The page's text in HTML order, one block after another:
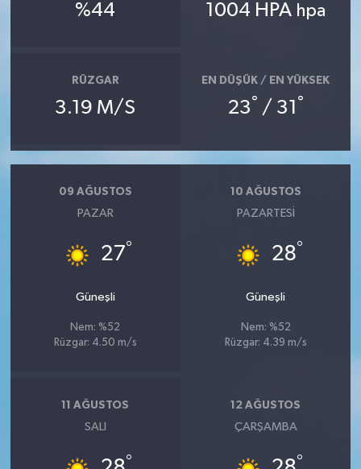
%44 1004 HPA hpa
RÜZGAR
3.19 M/S
EN DÜŞÜK / EN YÜKSEK
23° / 31 °
09 AĞUSTOS
PAZAR
27°
Güneşli
Nem: %52
Rüzgar: 4.50 m/s
10 AĞUSTOS
PAZARTESI
28°
Güneşli
Nem: %52
Rüzgar: 4.39 m/s
11 AĞUSTOS
SALI
°
12 AĞUSTOS
ÇARŞAMBA
°
TEKNOLOJİ
YAŞAM
YEREL
İZMİR